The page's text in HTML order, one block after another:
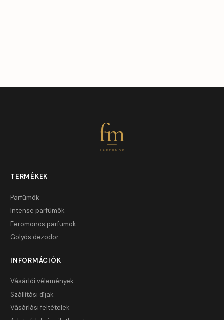
fm
PARFÜMÖK
TERMÉKEK
Parfümök
Intense parfümök
Feromonos parfümök
Golyós dezodor
INFORMÁCIÓK
Vásárlói vélemények
Szállítási díjak
Vásárlási feltételek